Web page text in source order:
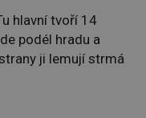
hlavní tvoří 14
podél hradu a
ji lemují strmá